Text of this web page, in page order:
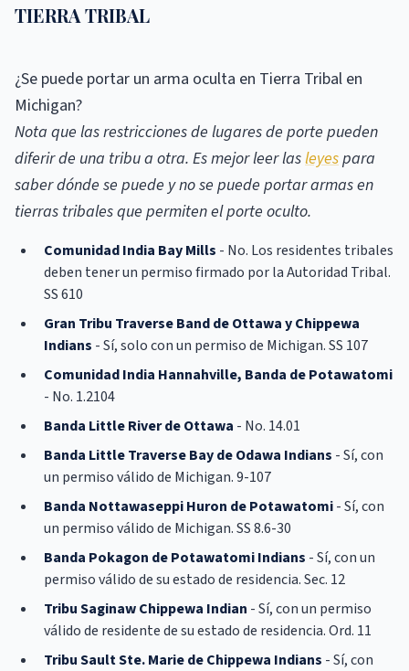
TIERRA TRIBAL
¿Se puede portar un arma oculta en Tierra Tribal en
Michigan?
Nota que las restricciones de lugares de porte pueden
diferir de una tribu a otra. Es mejor leer lasleyespara
saber dónde se puede y no se puede portar armas en
tierras tribales que permiten el porte oculto.
Comunidad India Bay Mills - No. Los residentes tribales
deben tener un permiso firmado por la Autoridad Tribal.
SS 610
Gran Tribu Traverse Band de Ottawa y Chippewa
Indians - Sí, solo con un permiso de Michigan. SS 107
Comunidad India Hannahville, Banda de Potawatomi
- No. 1.2104
Banda Little River de Ottawa - No. 14.01
Banda Little Traverse Bay de Odawa Indians - Sí, con
un permiso válido de Michigan. 9-107
Banda Nottawaseppi Huron de Potawatomi- Sí, con
un permiso válido de Michigan. SS 8.6-30
Banda Pokagon de Potawatomi Indians - Sí, con un
permiso válido de su estado de residencia. Sec. 12
Tribu Saginaw Chippewa Indian - Sí, con un permiso
válido de residente de su estado de residencia. Ord. 11
Tribu Sault Ste. Marie de Chippewa Indians - Sí, con